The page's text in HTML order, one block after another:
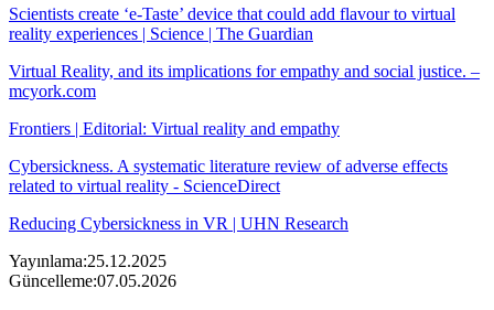
Scientists create ‘e-Taste’ device that could add flavour to virtual
reality experiences | Science | The Guardian
Virtual Reality, and its implications for empathy and social justice. –
mcyork.com
Frontiers | Editorial: Virtual reality and empathy
Cybersickness. A systematic literature review of adverse effects
related to virtual reality - ScienceDirect
Reducing Cybersickness in VR | UHN Research
Yayınlama:25.12.2025
Güncelleme:07.05.2026